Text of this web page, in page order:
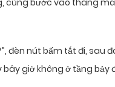
cũng bước vào thang
đèn nút bấm tắt đi, sau
giờ không ở tầng bảy